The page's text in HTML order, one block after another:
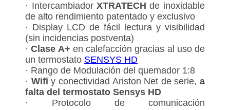
· Intercambiador XTRATECHde inoxidable
de alto rendimiento patentado y exclusivo
· Display LCD de fácil lectura y visibilidad
(sin incidencias postventa)
·Clase A+ en calefacción gracias al uso de
un termostato SENSYS HD
· Rango de Modulación del quemador 1:8
· Wifiy conectividad Ariston Net de serie, a
falta del termostato Sensys HD
· Protocolo de comunicación